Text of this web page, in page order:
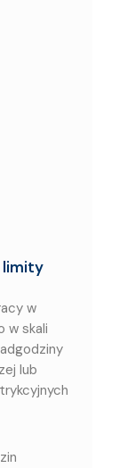
limity
w
w skali
lub